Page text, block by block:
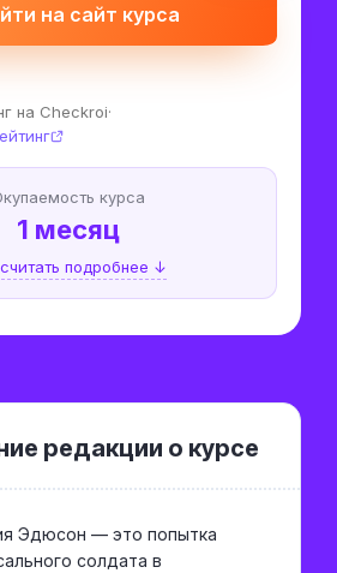
на сайт курса
на Checkroi·
курса
1 месяц
подробнее ↓
редакции о курсе
Эдюсон — это попытка
солдата в